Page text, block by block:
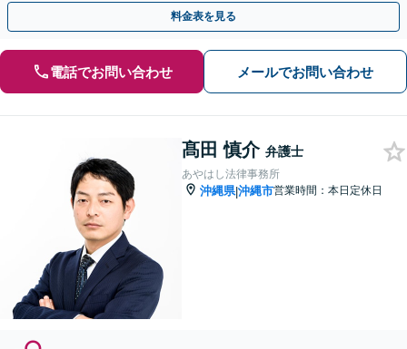
料金表を見る
電話でお問い合わせ メールでお問い合わせ
髙田 慎介 弁護士
あやはし法律事務所
沖縄県|沖縄市営業時間：本日定休日